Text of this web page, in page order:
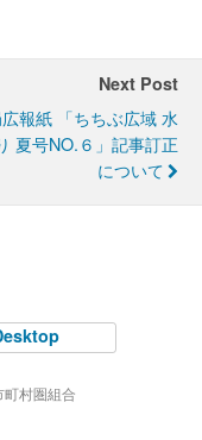
Next Post
報紙 「ちちぶ広域 水
夏号NO.６」記事訂正
について
村圏組合